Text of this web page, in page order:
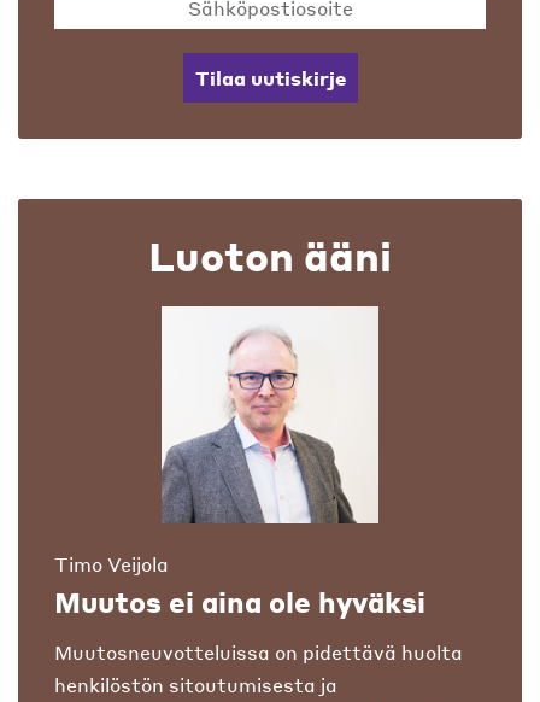
Tilaa uutiskirje
Luoton ääni
Timo Veijola
Muutos ei aina ole hyväksi
Muutosneuvotteluissa on pidettävä huolta
henkilöstön sitoutumisesta ja